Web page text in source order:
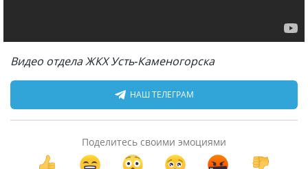
Видео отдела ЖКХ Усть-Каменогорска
НАШ ТЕЛЕГРАМ
Поделитесь своими эмоциями